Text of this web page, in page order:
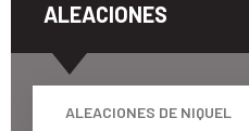
ALEACIONES
ALEACIONES DE NIQUEL